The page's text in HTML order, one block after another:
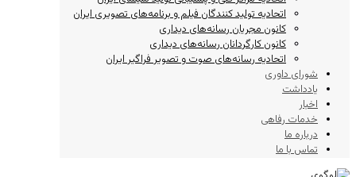
اتحادیه تولید کنندگان فیلم و برنامه‌های تصویری ایران
کانون مجریان رسانه‌های دیداری
کانون کارگردانان رسانه‌های دیداری
اتحادیه رسانه‌های صوت و تصویر فراگیر ایران
شورای داوری
یادداشت
اخبار
خدمات رفاهی
درباره ما
تماس با ما